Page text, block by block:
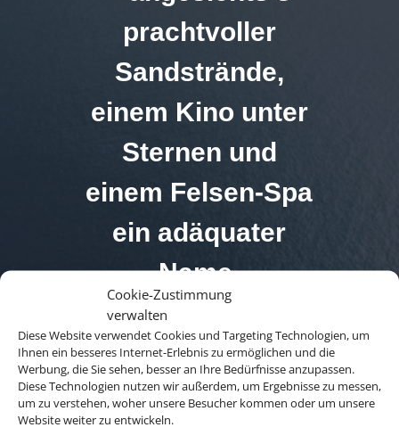
Cookie-Zustimmung
verwalten
Diese Website verwendet Cookies und Targeting Technologien, um
Ihnen ein besseres Internet-Erlebnis zu ermöglichen und die
Werbung, die Sie sehen, besser an Ihre Bedürfnisse anzupassen.
Diese Technologien nutzen wir außerdem, um Ergebnisse zu messen,
um zu verstehen, woher unsere Besucher kommen oder um unsere
Website weiter zu entwickeln.
prachtvoller
Sandstrände,
einem Kino unter
Sternen und
einem Felsen-Spa
ein adäquater
Name.